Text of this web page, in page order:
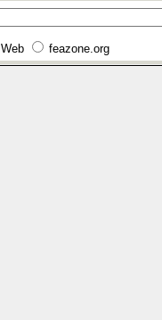
Web feazone.org